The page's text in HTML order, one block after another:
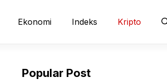
Ekonomi Indeks Kripto
Popular Post